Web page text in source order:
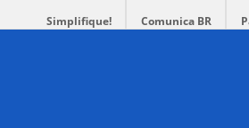
Simplifique! Comunica BR